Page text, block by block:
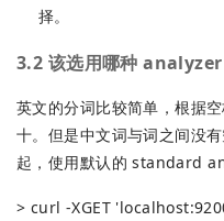
择。
3.2 该选用哪种 analyzer
英文的分词比较简单，根据
十。但是中文词与词之间没
起，使用默认的 standard
> curl -XGET